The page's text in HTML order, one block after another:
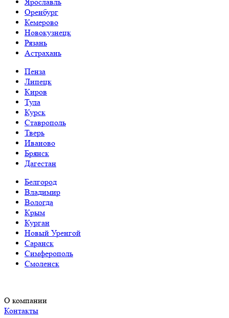
Оренбург
Кемерово
Новокузнецк
Рязань
Астрахань
Пенза
Липецк
Киров
Тула
Курск
Ставрополь
Тверь
Иваново
Брянск
Дагестан
Белгород
Владимир
Вологда
Крым
Курган
Новый Уренгой
Саранск
Симферополь
Смоленск
О компании
Контакты